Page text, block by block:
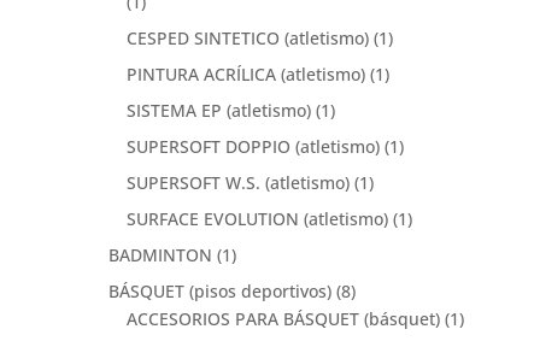
CESPED SINTETICO (atletismo) (1)
PINTURA ACRÍLICA (atletismo) (1)
SISTEMA EP (atletismo) (1)
SUPERSOFT DOPPIO (atletismo) (1)
SUPERSOFT W.S. (atletismo) (1)
SURFACE EVOLUTION (atletismo) (1)
BADMINTON (1)
BÁSQUET (pisos deportivos) (8)
ACCESORIOS PARA BÁSQUET (básquet) (1)